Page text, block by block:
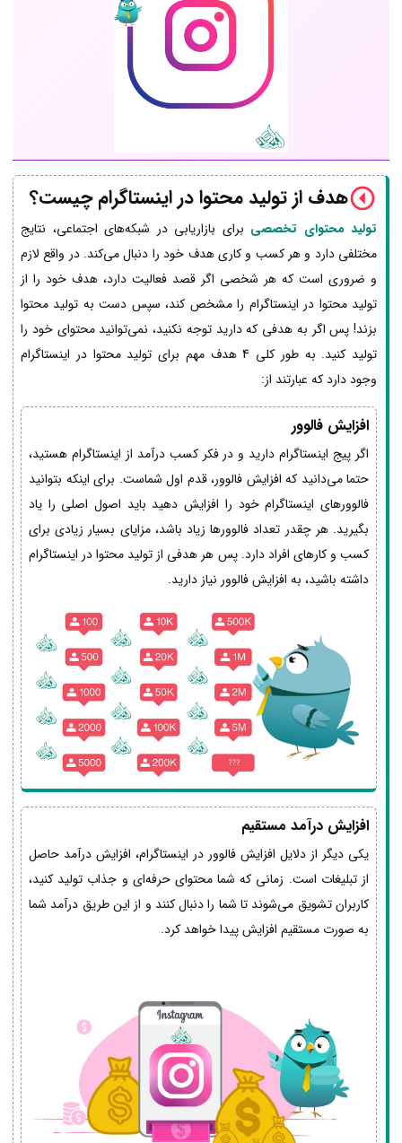
هدف از تولید محتوا در اینستاگرام چیست؟
تولید محتوای تخصصی برای بازاریابی در شبکه‌های اجتماعی، نتایج
مختلفی دارد و هر کسب و کاری هدف خود را دنبال می‌کند. در واقع لازم
و ضروری است که هر شخصی اگر قصد فعالیت دارد، هدف خود را از
تولید محتوا در اینستاگرام را مشخص کند، سپس دست به تولید محتوا
بزند! پس اگر به هدفی که دارید توجه نکنید، نمی‌توانید محتوای خود را
تولید کنید. به طور کلی 4 هدف مهم برای تولید محتوا در اینستاگرام
وجود دارد که عبارتند از:
افزایش فالوور
اگر پیج اینستاگرام دارید و در فکر کسب درآمد از اینستاگرام هستید،
حتما می‌دانید که افزایش فالوور، قدم اول شماست. برای اینکه بتوانید
فالوورهای اینستاگرام خود را افزایش دهید باید اصول اصلی را یاد
بگیرید. هر چقدر تعداد فالوورها زیاد باشد، مزایای بسیار زیادی برای
کسب و کارهای افراد دارد. پس هر هدفی از تولید محتوا در اینستاگرام
داشته باشید، به افزایش فالوور نیاز دارید.
افزایش درآمد مستقیم
یکی دیگر از دلایل افزایش فالوور در اینستاگرام، افزایش درآمد حاصل
از تبلیغات است. زمانی که شما محتوای حرفه‌ای و جذاب تولید کنید،
کاربران تشویق می‌‌شوند تا شما را دنبال کنند و از این طریق درآمد شما
به صورت مستقیم افزایش پیدا خواهد کرد.